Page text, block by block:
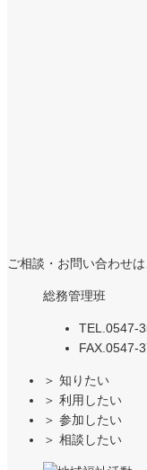
ご相談・お問い合わせ
総務管理班
TEL. 0547-
FAX. 0547-
＞ 知りたい
＞ 利用したい
＞ 参加したい
＞ 相談したい